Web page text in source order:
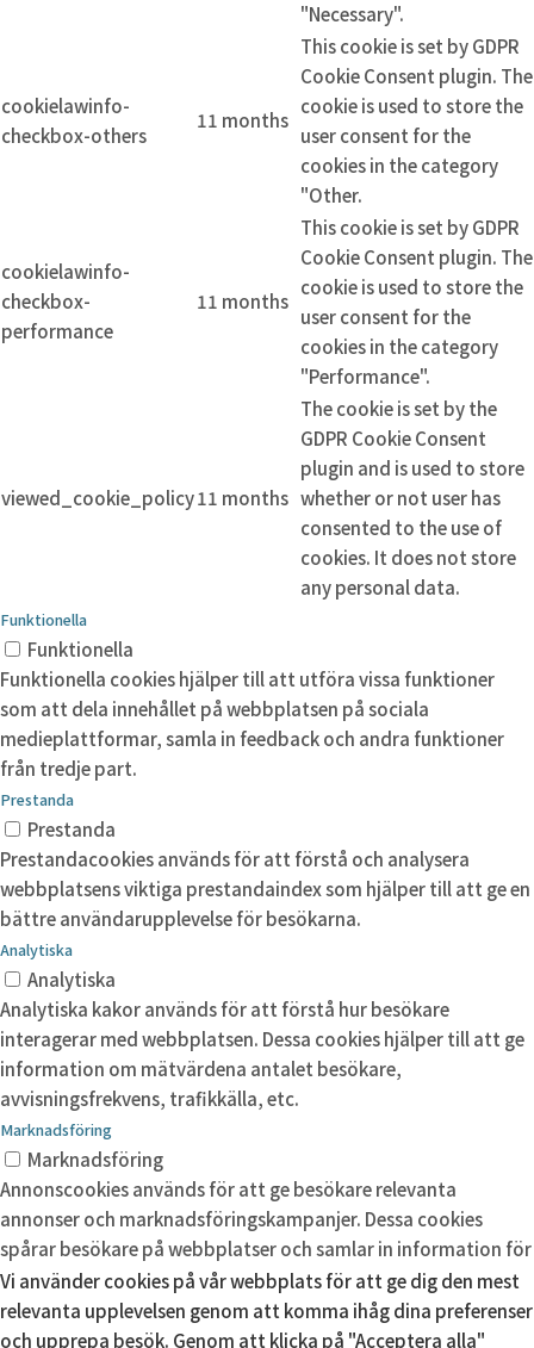
Vi använder cookies på vår webbplats för att ge dig den mest
relevanta upplevelsen genom att komma ihåg dina preferenser
och upprepa besök. Genom att klicka på "Acceptera alla"
"Necessary".
cookielawinfo-
checkbox-others
11 months
This cookie is set by GDPR
Cookie Consent plugin. The
cookie is used to store the
user consent for the
cookies in the category
"Other.
cookielawinfo-
checkbox-
performance
11 months
This cookie is set by GDPR
Cookie Consent plugin. The
cookie is used to store the
user consent for the
cookies in the category
"Performance".
viewed_cookie_policy11 months
The cookie is set by the
GDPR Cookie Consent
plugin and is used to store
whether or not user has
consented to the use of
cookies. It does not store
any personal data.
Funktionella
Funktionella
Funktionella cookies hjälper till att utföra vissa funktioner
som att dela innehållet på webbplatsen på sociala
medieplattformar, samla in feedback och andra funktioner
från tredje part.
Prestanda
Prestanda
Prestandacookies används för att förstå och analysera
webbplatsens viktiga prestandaindex som hjälper till att ge en
bättre användarupplevelse för besökarna.
Analytiska
Analytiska
Analytiska kakor används för att förstå hur besökare
interagerar med webbplatsen. Dessa cookies hjälper till att ge
information om mätvärdena antalet besökare,
avvisningsfrekvens, trafikkälla, etc.
Marknadsföring
Marknadsföring
Annonscookies används för att ge besökare relevanta
annonser och marknadsföringskampanjer. Dessa cookies
spårar besökare på webbplatser och samlar in information för
att tillhandahålla anpassade annonser.
Okategoriserade
Okategoriserade